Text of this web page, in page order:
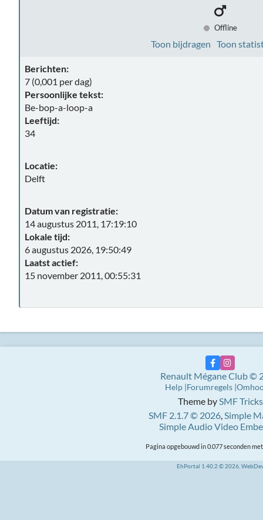
Offline
Toon bijdragen Toon
Berichten:
7 (0,001 per dag)
Persoonlijke tekst:
Be-bop-a-loop-a
Leeftijd:
34
Locatie:
Delft
Datum van registratie:
14 augustus 2011, 17:19:10
Lokale tijd:
6 augustus 2026, 19:50:49
Laatst actief:
15 november 2011, 00:55:31
Theme bySMF Tricks
SMF 2.1.7 © 2026,Simple
Simple Audio Video
Renault Mégane Club ©
Help Forumregels
Pagina opgebouwd in 0.077 seconden
EhPortal 1.40.2 © 2026,